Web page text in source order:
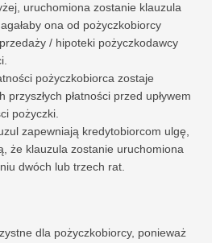
uruchomiona zostanie klauzula
ona od pożyczkobiorcy
/ hipoteki pożyczkodawcy
pożyczkobiorca zostaje
przyszłych płatności przed upływem
pożyczki.
zapewniają kredytobiorcom ulgę,
że klauzula zostanie uruchomiona
dwóch lub trzech rat.
dla pożyczkobiorcy, ponieważ